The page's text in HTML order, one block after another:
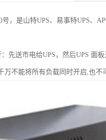
，是山特UPS、易事特UPS、
先送市电给UPS，然后UPS 面
不能将所有负载同时开启,也不